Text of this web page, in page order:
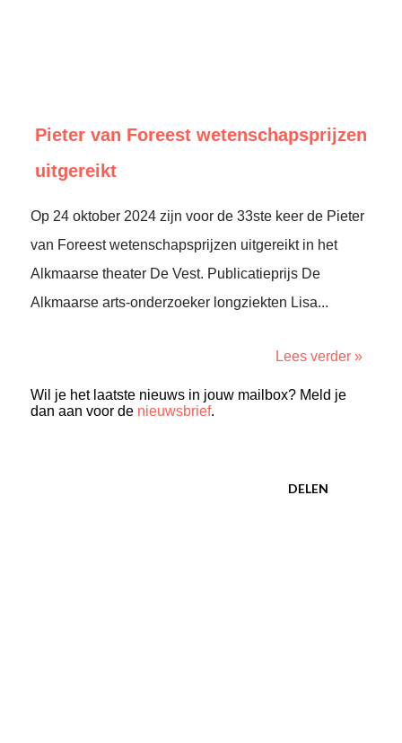
Pieter van Foreest wetenschapsprijzen
uitgereikt
Op 24 oktober 2024 zijn voor de 33ste keer de Pieter
van Foreest wetenschapsprijzen uitgereikt in het
Alkmaarse theater De Vest. Publicatieprijs De
Alkmaarse arts-onderzoeker longziekten Lisa...
Lees verder »
Wil je het laatste nieuws in jouw mailbox? Meld je
dan aan voor de nieuwsbrief.
DELEN